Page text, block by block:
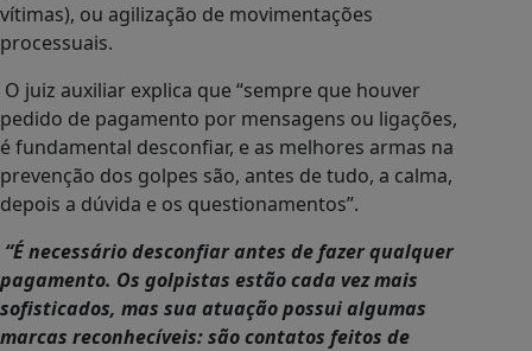
vítimas), ou agilização de movimentações
processuais.
O juiz auxiliar explica que “sempre que houver
pedido de pagamento por mensagens ou ligações,
é fundamental desconfiar, e as melhores armas na
prevenção dos golpes são, antes de tudo, a calma,
depois a dúvida e os questionamentos”.
“É necessário desconfiar antes de fazer qualquer
pagamento. Os golpistas estão cada vez mais
sofisticados, mas sua atuação possui algumas
marcas reconhecíveis: são contatos feitos de